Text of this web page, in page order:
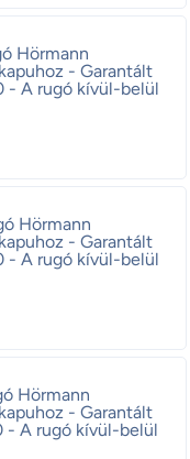
Hörmann
- Garantált
- A rugó kívül-belül
Hörmann
- Garantált
- A rugó kívül-belül
Hörmann
- Garantált
- A rugó kívül-belül